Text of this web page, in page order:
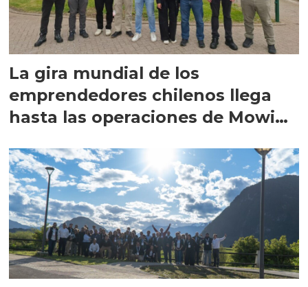
La gira mundial de los
emprendedores chilenos llega
hasta las operaciones de Mowi